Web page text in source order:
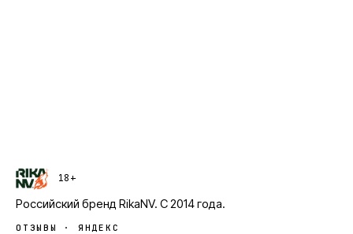
18+
Российский бренд RikaNV. С2014года.
ОТЗЫВЫ · ЯНДЕКС